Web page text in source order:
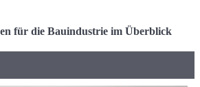
für die Bauindustrie im Überblick